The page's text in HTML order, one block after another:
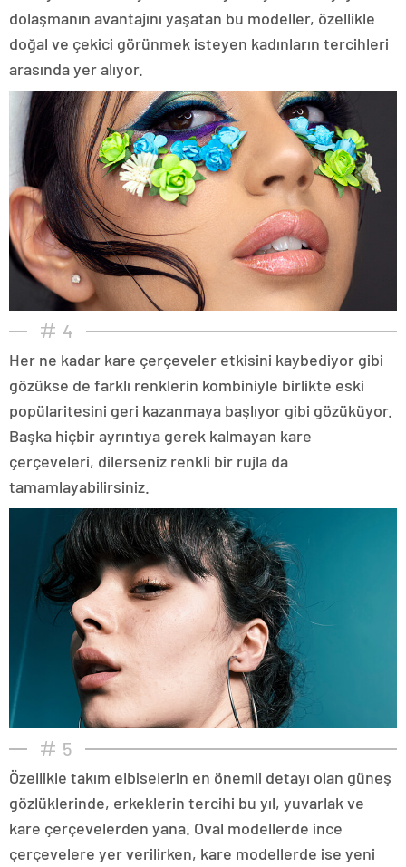
dolaşmanın avantajını yaşatan bu modeller, özellikle
doğal ve çekici görünmek isteyen kadınların tercihleri
arasında yer alıyor.
4
Her ne kadar kare çerçeveler etkisini kaybediyor gibi
gözükse de farklı renklerin kombiniyle birlikte eski
popülaritesini geri kazanmaya başlıyor gibi gözüküyor.
Başka hiçbir ayrıntıya gerek kalmayan kare
çerçeveleri, dilerseniz renkli bir rujla da
tamamlayabilirsiniz.
5
Özellikle takım elbiselerin en önemli detayı olan güneş
gözlüklerinde, erkeklerin tercihi bu yıl, yuvarlak ve
kare çerçevelerden yana. Oval modellerde ince
çerçevelere yer verilirken, kare modellerde ise yeni